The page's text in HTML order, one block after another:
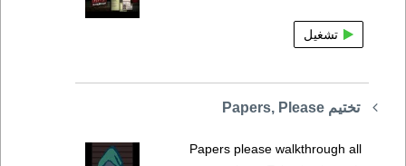
تشغيل
تختيم Papers, Please
Papers please walkthrough all